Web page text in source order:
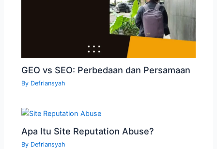
GEO vs SEO: Perbedaan dan Persamaan
By Defriansyah
Apa Itu Site Reputation Abuse?
By Defriansyah